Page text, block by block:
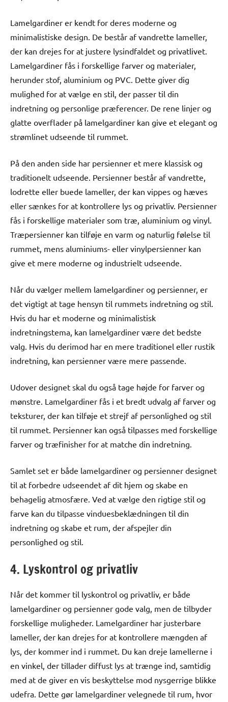
Lamelgardiner er kendt for deres moderne og
minimalistiske design. De består af vandrette lameller,
der kan drejes for at justere lysindfaldet og privatlivet.
Lamelgardiner fås i forskellige farver og materialer,
herunder stof, aluminium og PVC. Dette giver dig
mulighed for at vælge en stil, der passer til din
indretning og personlige præferencer. De rene linjer og
glatte overflader på lamelgardiner kan give et elegant og
strømlinet udseende til rummet.
På den anden side har persienner et mere klassisk og
traditionelt udseende. Persienner består af vandrette,
lodrette eller buede lameller, der kan vippes og hæves
eller sænkes for at kontrollere lys og privatliv. Persienner
fås i forskellige materialer som træ, aluminium og vinyl.
Træpersienner kan tilføje en varm og naturlig følelse til
rummet, mens aluminiums- eller vinylpersienner kan
give et mere moderne og industrielt udseende.
Når du vælger mellem lamelgardiner og persienner, er
det vigtigt at tage hensyn til rummets indretning og stil.
Hvis du har et moderne og minimalistisk
indretningstema, kan lamelgardiner være det bedste
valg. Hvis du derimod har en mere traditionel eller rustik
indretning, kan persienner være mere passende.
Udover designet skal du også tage højde for farver og
mønstre. Lamelgardiner fås i et bredt udvalg af farver og
teksturer, der kan tilføje et strejf af personlighed og stil
til rummet. Persienner kan også tilpasses med forskellige
farver og træfinisher for at matche din indretning.
Samlet set er både lamelgardiner og persienner designet
til at forbedre udseendet af dit hjem og skabe en
behagelig atmosfære. Ved at vælge den rigtige stil og
farve kan du tilpasse vinduesbeklædningen til din
indretning og skabe et rum, der afspejler din
personlighed og stil.
4. Lyskontrol og privatliv
Når det kommer til lyskontrol og privatliv, er både
lamelgardiner og persienner gode valg, men de tilbyder
forskellige muligheder. Lamelgardiner har justerbare
lameller, der kan drejes for at kontrollere mængden af
lys, der kommer ind i rummet. Du kan dreje lamellerne i
en vinkel, der tillader diffust lys at trænge ind, samtidig
med at de giver en vis beskyttelse mod nysgerrige blikke
udefra. Dette gør lamelgardiner velegnede til rum, hvor